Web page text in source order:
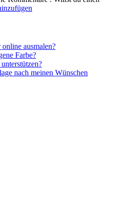
ausmalen?
Farbe?
nach meinen Wünschen